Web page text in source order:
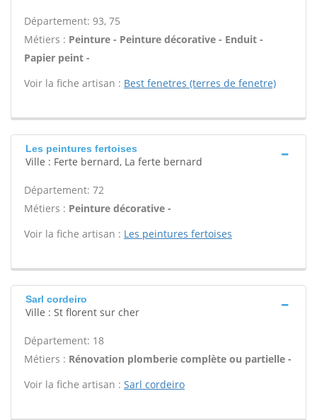
Département: 93, 75
Métiers : Peinture - Peinture décorative - Enduit -
Papier peint -
Voir la fiche artisan : Best fenetres (terres de fenetre)
Les peintures fertoises
Ville : Ferte bernard, La ferte bernard
Département: 72
Métiers : Peinture décorative -
Voir la fiche artisan : Les peintures fertoises
Sarl cordeiro
Ville : St florent sur cher
Département: 18
Métiers : Rénovation plomberie complète ou partielle -
Voir la fiche artisan : Sarl cordeiro